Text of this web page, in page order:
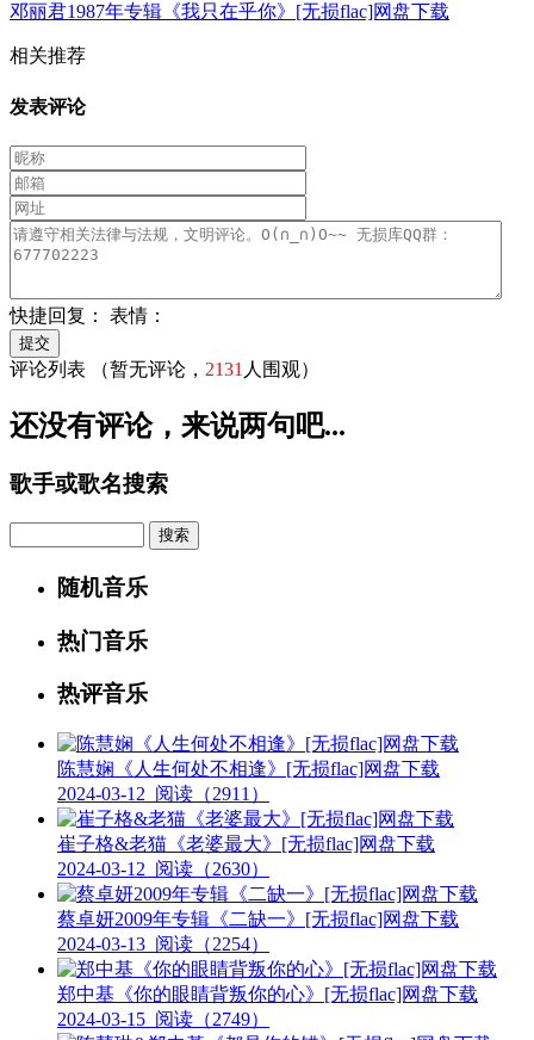
邓丽君1987年专辑《我只在乎你》[无损flac]网盘下载
相关推荐
发表评论
快捷回复： 表情：
评论列表 （暂无评论， 2131 人围观）
还没有评论，来说两句吧...
歌手或歌名搜索
随机音乐
热门音乐
热评音乐
陈慧娴《人生何处不相逢》[无损flac]网盘下载
2024-03-12 阅读（2911）
崔子格&老猫《老婆最大》[无损flac]网盘下载
2024-03-12 阅读（2630）
蔡卓妍2009年专辑《二缺一》[无损flac]网盘下载
2024-03-13 阅读（2254）
郑中基《你的眼睛背叛你的心》[无损flac]网盘下载
2024-03-15 阅读（2749）